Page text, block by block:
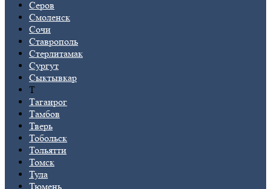
Серов
Смоленск
Сочи
Ставрополь
Стерлитамак
Сургут
Сыктывкар
Т
Таганрог
Тамбов
Тверь
Тобольск
Тольятти
Томск
Тула
Тюмень